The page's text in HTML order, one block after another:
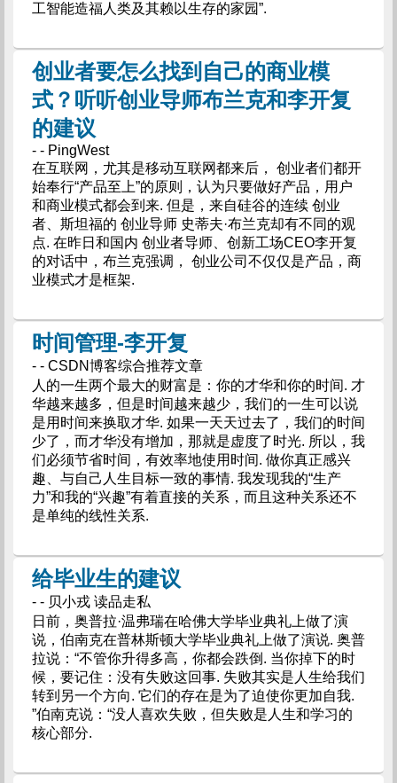
工智能造福人类及其赖以生存的家园”.
创业者要怎么找到自己的商业模
式？听听创业导师布兰克和李开复
的建议
- - PingWest
在互联网，尤其是移动互联网都来后， 创业者们都开
始奉行“产品至上”的原则，认为只要做好产品，用户
和商业模式都会到来. 但是，来自硅谷的连续 创业
者、斯坦福的 创业导师 史蒂夫·布兰克却有不同的观
点. 在昨日和国内 创业者导师、创新工场CEO李开复
的对话中，布兰克强调， 创业公司不仅仅是产品，商
业模式才是框架.
时间管理-李开复
- - CSDN博客综合推荐文章
人的一生两个最大的财富是：你的才华和你的时间. 才
华越来越多，但是时间越来越少，我们的一生可以说
是用时间来换取才华. 如果一天天过去了，我们的时间
少了，而才华没有增加，那就是虚度了时光. 所以，我
们必须节省时间，有效率地使用时间. 做你真正感兴
趣、与自己人生目标一致的事情. 我发现我的“生产
力”和我的“兴趣”有着直接的关系，而且这种关系还不
是单纯的线性关系.
给毕业生的建议
- - 贝小戎 读品走私
日前，奥普拉·温弗瑞在哈佛大学毕业典礼上做了演
说，伯南克在普林斯顿大学毕业典礼上做了演说. 奥普
拉说：“不管你升得多高，你都会跌倒. 当你掉下的时
候，要记住：没有失败这回事. 失败其实是人生给我们
转到另一个方向. 它们的存在是为了迫使你更加自我.
”伯南克说：“没人喜欢失败，但失败是人生和学习的
核心部分.